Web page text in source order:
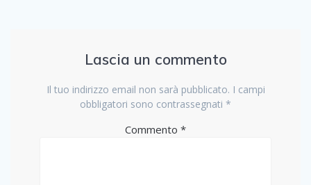
Lascia un commento
Il tuo indirizzo email non sarà pubblicato. I campi
obbligatori sono contrassegnati *
Commento *